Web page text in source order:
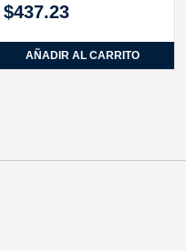
$437.23
AÑADIR AL CARRITO